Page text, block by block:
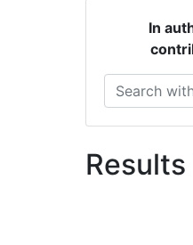
In
Search
Results